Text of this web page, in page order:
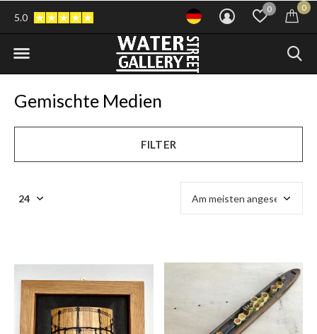
0 0
5.0
Gemischte Medien
FILTER